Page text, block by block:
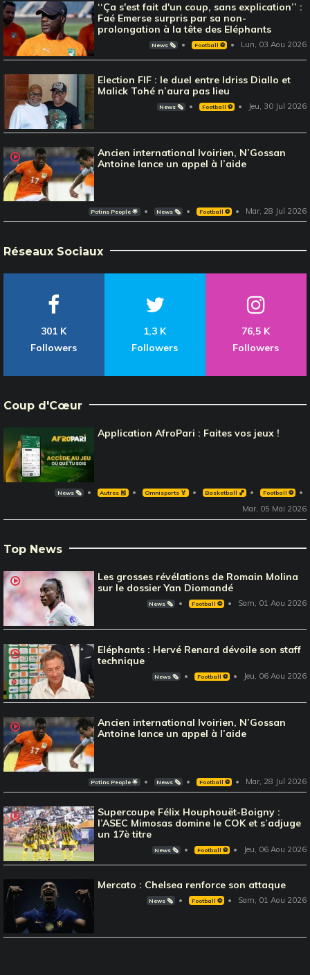
‘‘Ça s'est fait d'un coup, sans explication’’ :
Faé Emerse surpris par sa non-
prolongation à la tête des Eléphants
News 🗞️ Football ⚽️ Lun, 03 Aou 2026
Election FIF : le duel entre Idriss Diallo et
Malick Tohé n’aura pas lieu
News 🗞️ Football ⚽️ Jeu, 30 Jul 2026
Ancien international Ivoirien, N’Gossan
Antoine lance un appel à l’aide
Potins People 🌟 News 🗞️ Football ⚽️ Mar, 28 Jul 2026
Réseaux Sociaux
301 K
Followers
1,3 K
Followers
76,5 K
Followers
Coup d'Cœur
Application AfroPari : Faites vos jeux !
News 🗞️ Autres 🎽 Omnisports 🏅 Basketball 🏀 Football ⚽️
Mar, 05 Mai 2026
Top News
Les grosses révélations de Romain Molina
sur le dossier Yan Diomandé
News 🗞️ Football ⚽️ Sam, 01 Aou 2026
Eléphants : Hervé Renard dévoile son staff
technique
News 🗞️ Football ⚽️ Jeu, 06 Aou 2026
Ancien international Ivoirien, N’Gossan
Antoine lance un appel à l’aide
Potins People 🌟 News 🗞️ Football ⚽️ Mar, 28 Jul 2026
Supercoupe Félix Houphouët-Boigny :
l’ASEC Mimosas domine le COK et s’adjuge
un 17è titre
News 🗞️ Football ⚽️ Jeu, 06 Aou 2026
Mercato : Chelsea renforce son attaque
News 🗞️ Football ⚽️ Sam, 01 Aou 2026